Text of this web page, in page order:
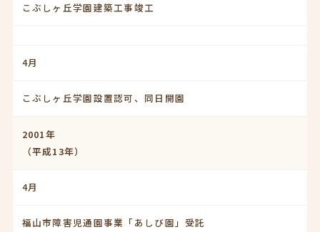
こぶしヶ丘学園建築工事竣工
4月
こぶしヶ丘学園設置認可、同日開園
2001年
（平成13年）
4月
福山市障害児通園事業「あしび園」受託